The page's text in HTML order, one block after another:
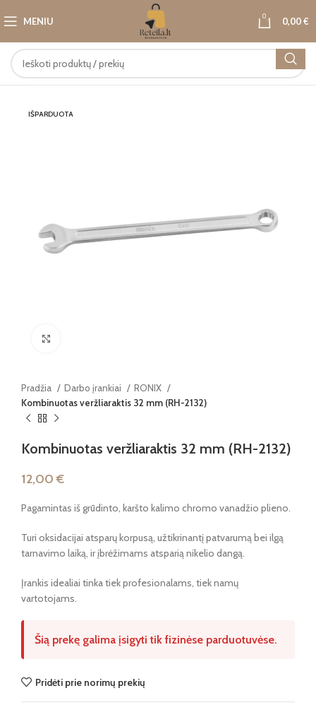
MENIU 0 0,00€
IŠPARDUOTA
Pradžia Darbo įrankiai
RONIX
Kombinuotas veržliaraktis 32 mm (RH-2132)
Kombinuotas veržliaraktis 32 mm (RH-2132)
12,00€
Pagamintas iš grūdinto, karšto kalimo chromo vanadžio plieno.
Turi oksidacijai atsparų korpusą, užtikrinantį patvarumą bei ilgą
tarnavimo laiką, ir įbrėžimams atsparią nikelio dangą.
Įrankis idealiai tinka tiek profesionalams, tiek namų
vartotojams.
Šią prekę galima įsigyti tik fizinėse parduotuvėse.
Pridėti prie norimų prekių